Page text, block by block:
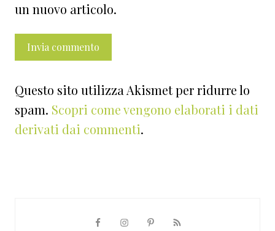
un nuovo articolo.
Questo sito utilizza Akismet per ridurre lo
spam. Scopri come vengono elaborati i dati
derivati dai commenti.